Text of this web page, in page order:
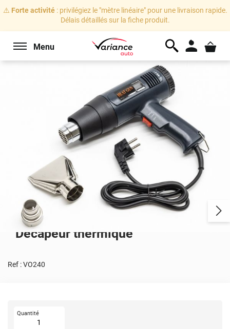
⚠️ Forte activité: privilégiez le "mètre linéaire" pour une livraison rapide.
Délais détaillés sur la fiche produit.
Menu
Décapeur thermique
Ref :VO240
Quantité